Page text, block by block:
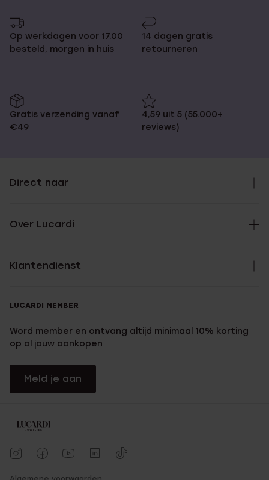
Op werkdagen voor 17.00
besteld, morgen in huis
14 dagen gratis
retourneren
Gratis verzending vanaf
€49
4,59 uit 5 (55.000+
reviews)
Direct naar
Over Lucardi
Klantendienst
LUCARDI MEMBER
Word member en ontvang altijd minimaal 10% korting
op al jouw aankopen
Meld je aan